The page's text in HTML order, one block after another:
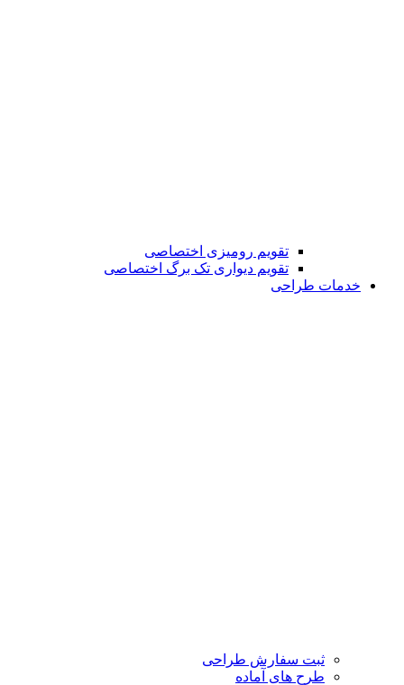
تقویم رومیزی اختصاصی
تقویم دیواری تک برگ اختصاصی
خدمات طراحی
ثبت سفارش طراحی
طرح های آماده